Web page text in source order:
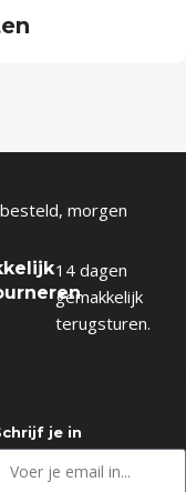
morgen
14 dagen
gemakkelijk
terugsturen.
je in